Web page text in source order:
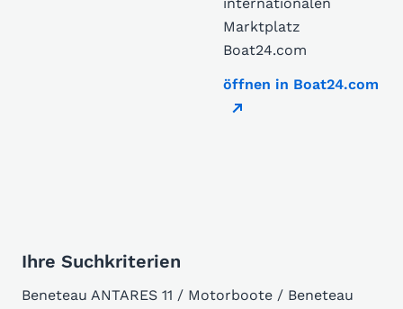
Marktplatz
Boat24.com
öffnen in Boat24.com
Ihre Suchkriterien
Beneteau ANTARES 11 / Motorboote / Beneteau